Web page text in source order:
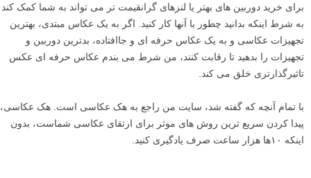
برای خرید دوربین های بهتر یا لنزهای گرانقیمت تر می تواند به شما کمک کند
به شرط اینکه بدانید چطور با آنها کار کنید. اگر به یک عکاس مبتدی، بهترین
تجهیزات عکاسی و به یک عکاس حرفه ای و جاافتاده، بدترین دوربین و
تجهیزات را بدهید تا رقابت کنند، من شرط می بندم عکاس حرفه ای عکس
تاثیرگذارتری خلق می کند.
با تمام آنچه که گفته شد، سایت من راجع به هک عکاسی است. هک عکاسی،
پیدا کردن سریع ترین روش های موثر برای ارتقای عکاسی شماست، بدون
اینکه ۱۰ها هزار ساعت صرف یادگیری کنید.